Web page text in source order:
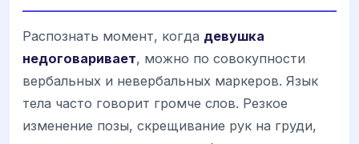
Распознать момент, когда девушка
недоговаривает, можно по совокупности
вербальных и невербальных маркеров. Язык
тела часто говорит громче слов. Резкое
изменение позы, скрещивание рук на груди,